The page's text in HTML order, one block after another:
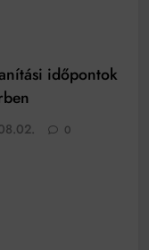
időpontok
0